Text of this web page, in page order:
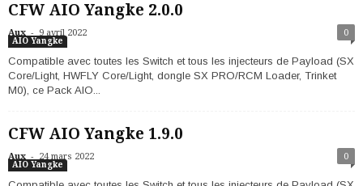
CFW AIO Yangke 2.0.0
Aux - 9 avril 2022 0
AIO Yangke
Compatible avec toutes les Switch et tous les injecteurs de Payload (SX
Core/Light, HWFLY Core/Light, dongle SX PRO/RCM Loader, Trinket
M0), ce Pack AIO...
CFW AIO Yangke 1.9.0
Aux - 24 mars 2022 0
AIO Yangke